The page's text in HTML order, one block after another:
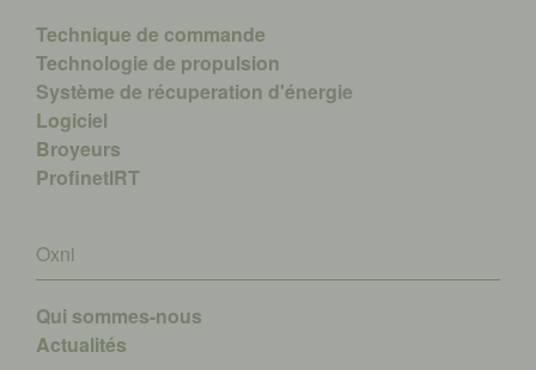
Technique de commande
Technologie de propulsion
Système de récuperation d'énergie
Logiciel
Broyeurs
ProfinetIRT
Oxni
Qui sommes-nous
Actualités